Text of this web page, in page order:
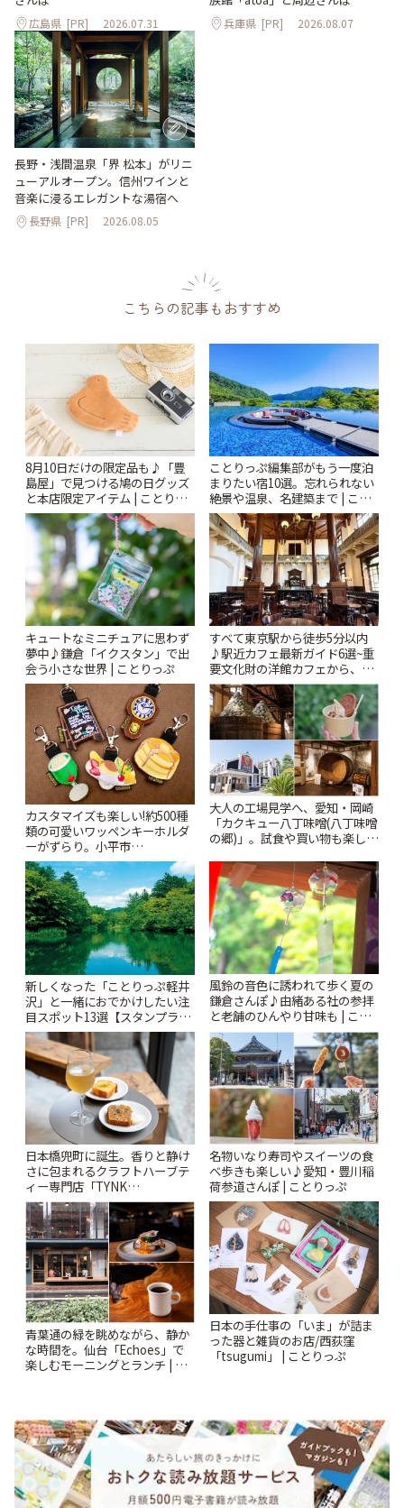
広島県 [PR] 2026.07.31 兵庫県 [PR] 2026.08.07
長野・浅間温泉「界 松本」がリニ
ューアルオープン。信州ワインと
音楽に浸るエレガントな湯宿へ
長野県 [PR] 2026.08.05
こちらの記事もおすすめ
8月10日だけの限定品も♪「豊
島屋」で見つける鳩の日グッズ
と本店限定アイテム | ことりっ
ぷ
ことりっぷ編集部がもう一度泊
まりたい宿10選。忘れられない
絶景や温泉、名建築まで | こと
りっぷ
キュートなミニチュアに思わず
夢中♪鎌倉「イクスタン」で出
会う小さな世界 | ことりっぷ
すべて東京駅から徒歩5分以内
♪駅近カフェ最新ガイド6選~重
要文化財の洋館カフェから、改
札すぐのレトロ喫茶まで~ | こと
りっぷ
カスタマイズも楽しい!約500種
類の可愛いワッペンキーホルダ
ーがずらり。小平市
「Kimamaya T&K」 | ことりっ
ぷ
大人の工場見学へ、愛知・岡崎
「カクキュー八丁味噌(八丁味噌
の郷)」。試食や買い物も楽しみ
新しくなった「ことりっぷ軽井
沢」と一緒におでかけしたい注
目スポット13選【スタンプラリ
ー開催中】 | ことりっぷ
風鈴の音色に誘われて歩く夏の
鎌倉さんぽ♪由緒ある社の参拝
と老舗のひんやり甘味も | こと
りっぷ
日本橋兜町に誕生。香りと静け
さに包まれるクラフトハーブテ
ィー専門店「TYNK
Kabutocho」 | ことりっぷ
名物いなり寿司やスイーツの食
べ歩きも楽しい♪愛知・豊川稲
荷参道さんぽ | ことりっぷ
青葉通の緑を眺めながら、静か
な時間を。仙台「Echoes」で
楽しむモーニングとランチ | こ
日本の手仕事の「いま」が詰ま
った器と雑貨のお店/西荻窪
「tsugumi」 | ことりっぷ